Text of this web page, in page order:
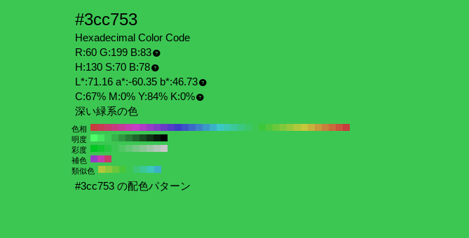
#3cc753
Hexadecimal Color Code
R:60 G:199 B:83
H:130 S:70 B:78
L*:71.16 a*:-60.35 b*:46.73
C:67% M:0% Y:84% K:0%
深い緑系の色
色相
明度
彩度
補色
類似色
#3cc753 の配色パターン